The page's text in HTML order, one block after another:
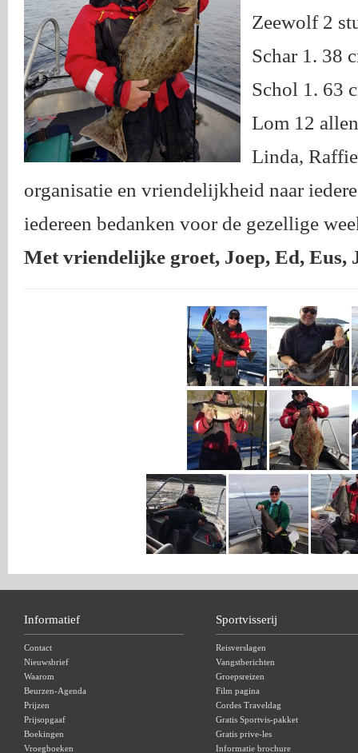
Zeewolf 2
Schar 1. 38
Schol 1. 63
Lom 12
Linda,
organisatie en vriendelijkheid naar
iedereen bedanken voor de gezellige
Met vriendelijke groet, Joep, Ed, Eus,
Informatief
Contact
Nieuwsbrief
Waarom
Beurzen-Agenda
Prijzen
Prijsopgaaf
Boekingen
Vroegboeken
Sportvisserij
Reisverslagen
Vangstberichten
Groepsreizen
Film pagina
Cordes Traveldag
Gratis Sportvis-pakket
Gratis prive-les
Informatie brochure